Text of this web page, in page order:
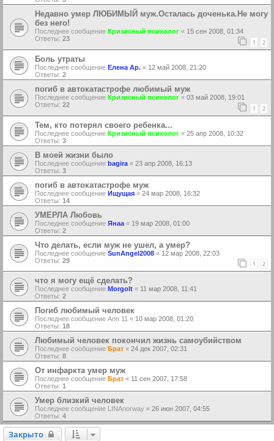
Недавно умер ЛЮБИМЫЙ муж.Осталась доченька.Не могу
без него!
Последнее сообщение Кризисный психолог « 15 сен 2008, 01:34
Ответы: 23 1 2
Боль утраты
Последнее сообщение Елена Ар. « 12 май 2008, 21:20
Ответы: 2
погиб в автокатастрофе любимый муж
Последнее сообщение Кризисный психолог « 03 май 2008, 19:01
Ответы: 22 1 2
Тем, кто потерял своего ребенка...
Последнее сообщение Кризисный психолог « 25 апр 2008, 10:32
Ответы: 3
В моей жизни было
Последнее сообщение bagira « 23 апр 2008, 16:13
Ответы: 3
погиб в автокатастрофе муж
Последнее сообщение Ищущая « 24 мар 2008, 16:32
Ответы: 14
УМЕРЛА Любовь
Последнее сообщение Янаа « 19 мар 2008, 01:00
Ответы: 2
Что делать, если муж не ушел, а умер?
Последнее сообщение SunAngel2008 « 12 мар 2008, 22:03
Ответы: 29 1 2
что я могу ещё сделать?
Последнее сообщение Morgolt « 11 мар 2008, 11:41
Ответы: 2
Погиб любимый человек
Последнее сообщение Ann 11 « 10 мар 2008, 01:20
Ответы: 18
Любимый человек покончил жизнь самоубийством
Последнее сообщение Брат « 24 дек 2007, 02:31
Ответы: 8
От инфаркта умер муж
Последнее сообщение Брат « 11 сен 2007, 17:58
Ответы: 1
Умер близкий человек
Последнее сообщение LINAnorway « 26 июн 2007, 04:55
Ответы: 4
Закрыто
Закрыто